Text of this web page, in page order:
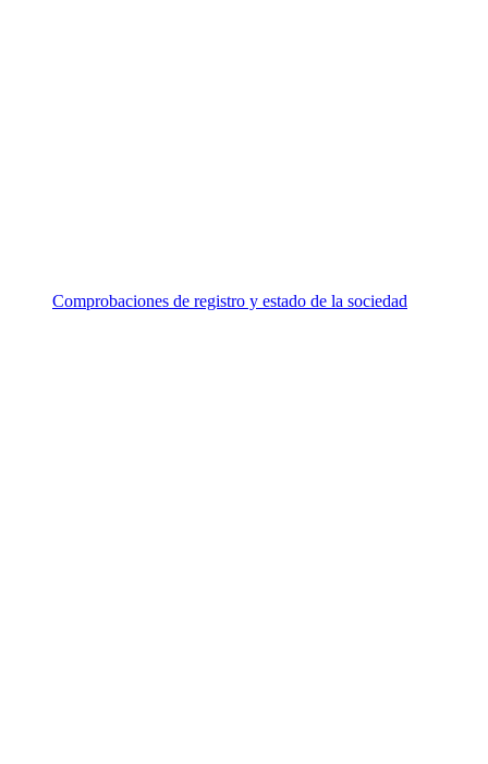
Comprobaciones de registro y estado de la sociedad